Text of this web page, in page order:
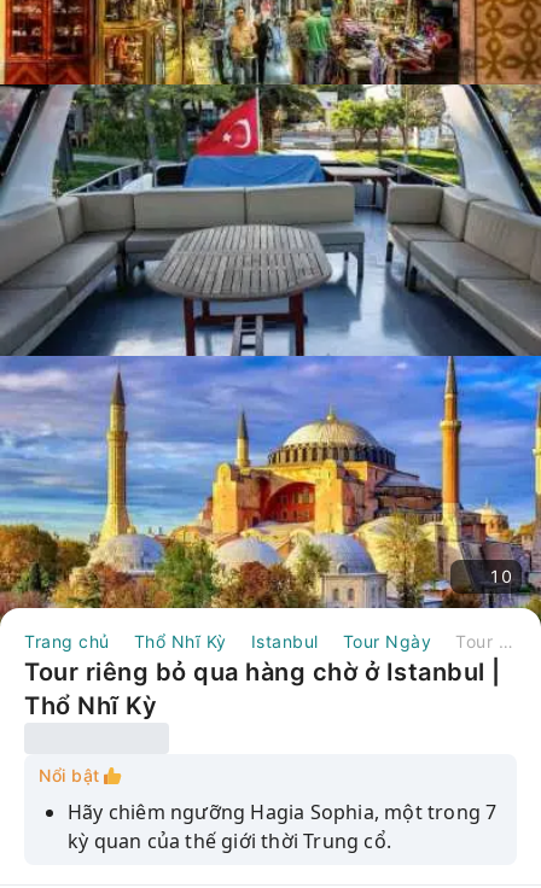
10
Trang chủ Thổ Nhĩ Kỳ Istanbul Tour Ngày Tour riêng bỏ qua hàng chờ ở Istanbul | Thổ Nhĩ Kỳ
Tour riêng bỏ qua hàng chờ ở Istanbul |
Thổ Nhĩ Kỳ
Nổi bật
Hãy chiêm ngưỡng Hagia Sophia, một trong 7
kỳ quan của thế giới thời Trung cổ.
Hãy ghé thăm Hippodrome, địa điểm diễn ra